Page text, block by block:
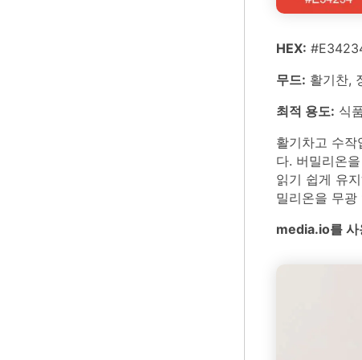
HEX:
무드: 활기찬,
최적 용도: 식
활기차고 수
다. 버밀리온
읽기 쉽게 유
밀리온을 무
media.io를 사